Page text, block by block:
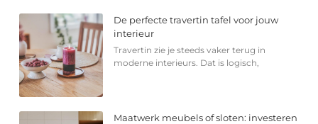
De perfecte travertin tafel voor jouw
interieur
Travertin zie je steeds vaker terug in
moderne interieurs. Dat is logisch,
Maatwerk meubels of sloten: investeren